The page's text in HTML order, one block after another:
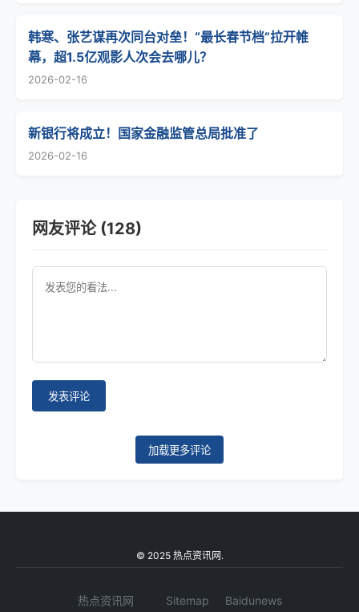
韩寒、张艺谋再次同台对垒！“最长春节档”拉开帷
幕，超1.5亿观影人次会去哪儿？
2026-02-16
新银行将成立！国家金融监管总局批准了
2026-02-16
网友评论 (128)
发表评论
加载更多评论
© 2025 热点资讯网.
热点资讯网 Sitemap Baidunews